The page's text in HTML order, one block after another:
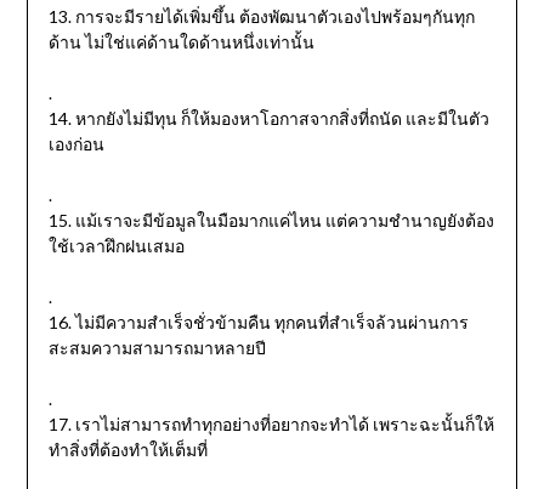
13. การจะมีรายได้เพิ่มขึ้น ต้องพัฒนาตัวเองไปพร้อมๆกันทุก
ด้าน ไม่ใช่แค่ด้านใดด้านหนึ่งเท่านั้น
.
14. หากยังไม่มีทุน ก็ให้มองหาโอกาสจากสิ่งที่ถนัด และมีในตัว
เองก่อน
.
15. แม้เราจะมีข้อมูลในมือมากแค่ไหน แต่ความชำนาญยังต้อง
ใช้เวลาฝึกฝนเสมอ
.
16. ไม่มีความสำเร็จชั่วข้ามคืน ทุกคนที่สำเร็จล้วนผ่านการ
สะสมความสามารถมาหลายปี
.
17. เราไม่สามารถทำทุกอย่างที่อยากจะทำได้ เพราะฉะนั้นก็ให้
ทำสิ่งที่ต้องทำให้เต็มที่